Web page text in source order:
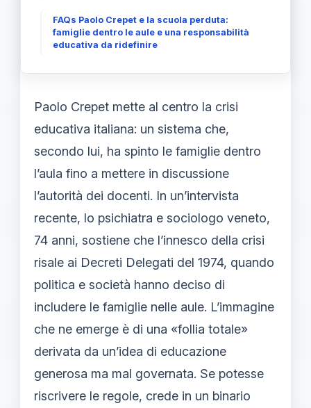
FAQs Paolo Crepet e la scuola perduta:
famiglie dentro le aule e una responsabilità
educativa da ridefinire
Paolo Crepet mette al centro la crisi
educativa italiana: un sistema che,
secondo lui, ha spinto le famiglie dentro
l’aula fino a mettere in discussione
l’autorità dei docenti. In un’intervista
recente, lo psichiatra e sociologo veneto,
74 anni, sostiene che l’innesco della crisi
risale ai Decreti Delegati del 1974, quando
politica e società hanno deciso di
includere le famiglie nelle aule. L’immagine
che ne emerge è di una «follia totale»
derivata da un’idea di educazione
generosa ma mal governata. Se potesse
riscrivere le regole, crede in un binario